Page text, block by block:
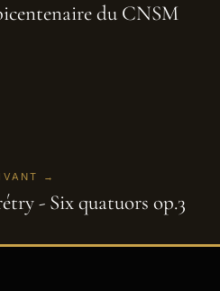
du CNSM
→
- Six quatuors op.3